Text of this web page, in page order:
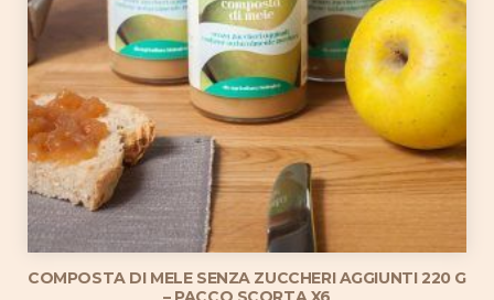
COMPOSTA DI MELE SENZA ZUCCHERI AGGIUNTI 220 G